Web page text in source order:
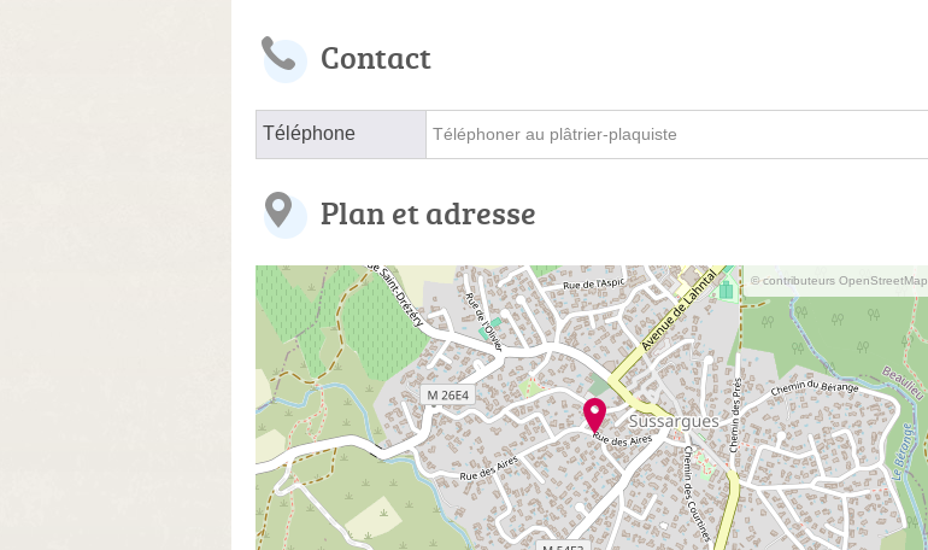
Contact
Téléphone Téléphoner au plâtrier-plaquiste
Plan et adresse
© contributeurs OpenStreetMap